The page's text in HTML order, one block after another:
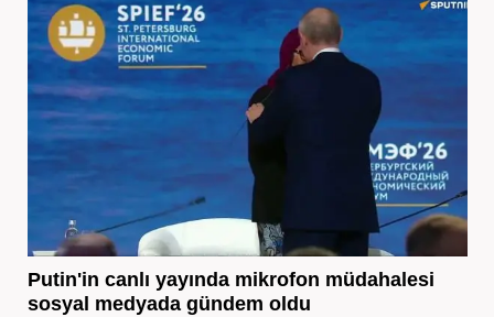
Putin'in canlı yayında mikrofon müdahalesi
sosyal medyada gündem oldu